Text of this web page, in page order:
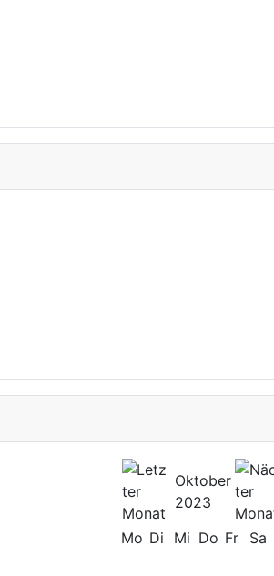
Oktober
2023
Mo Di Mi Do Fr Sa